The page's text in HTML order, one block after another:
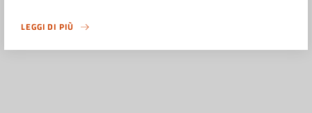
LEGGI DI PIÙ